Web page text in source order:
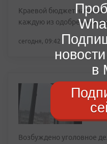
Краевой бюджет
каждую из одобренных
сегодня, 09:42
из
Возбуждено уголовное
в